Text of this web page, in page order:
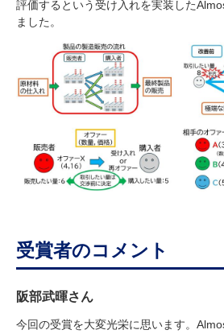
評価するという受け入れを実装した
ました。
受賞者のコメント
阪部武暉さん
今回の受賞を大変光栄に思います。